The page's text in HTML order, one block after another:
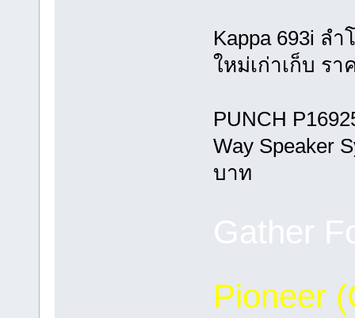
Kappa 693i ลำ
ใหม่เก่าเก็บ รา
PUNCH
Way Speaker
บาท
Gather
Pioneer